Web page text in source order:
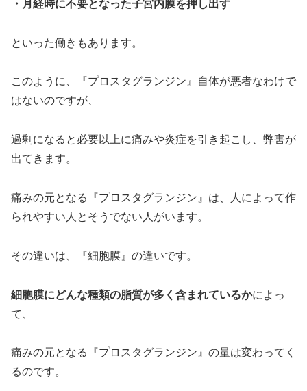
・月経時に不要となった子宮内膜を押し出す
といった働きもあります。
このように、『プロスタグランジン』自体が悪者なわけで
はないのですが、
過剰になると必要以上に痛みや炎症を引き起こし、弊害が
出てきます。
痛みの元となる『プロスタグランジン』は、人によって作
られやすい人とそうでない人がいます。
その違いは、『細胞膜』の違いです。
細胞膜にどんな種類の脂質が多く含まれているかによっ
て、
痛みの元となる『プロスタグランジン』の量は変わってく
るのです。